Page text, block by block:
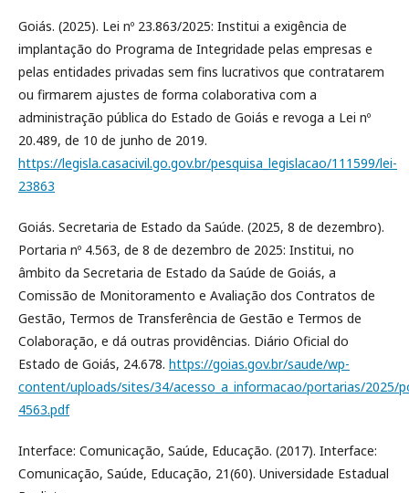
Goiás. (2025). Lei nº 23.863/2025: Institui a exigência de
implantação do Programa de Integridade pelas empresas e
pelas entidades privadas sem fins lucrativos que contratarem
ou firmarem ajustes de forma colaborativa com a
administração pública do Estado de Goiás e revoga a Lei nº
20.489, de 10 de junho de 2019.
https://legisla.casacivil.go.gov.br/pesquisa_legislacao/111599/lei-
23863
Goiás. Secretaria de Estado da Saúde. (2025, 8 de dezembro).
Portaria nº 4.563, de 8 de dezembro de 2025: Institui, no
âmbito da Secretaria de Estado da Saúde de Goiás, a
Comissão de Monitoramento e Avaliação dos Contratos de
Gestão, Termos de Transferência de Gestão e Termos de
Colaboração, e dá outras providências. Diário Oficial do
Estado de Goiás, 24.678. https://goias.gov.br/saude/wp-
content/uploads/sites/34/acesso_a_informacao/portarias/2025/
4563.pdf
Interface: Comunicação, Saúde, Educação. (2017). Interface:
Comunicação, Saúde, Educação, 21(60). Universidade Estadual